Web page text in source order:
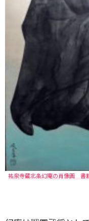
祐泉寺蔵北条幻庵の肖像画 書